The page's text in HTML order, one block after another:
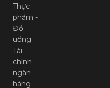
Thực
phẩm -
Đồ
uống
Tài
chính
ngân
hàng